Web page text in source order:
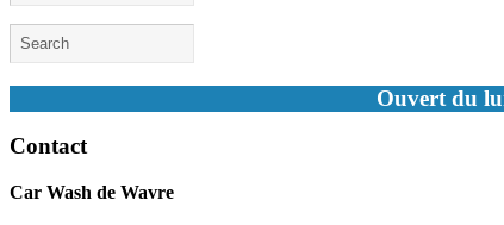
Ouvert du
Contact
Car Wash de Wavre